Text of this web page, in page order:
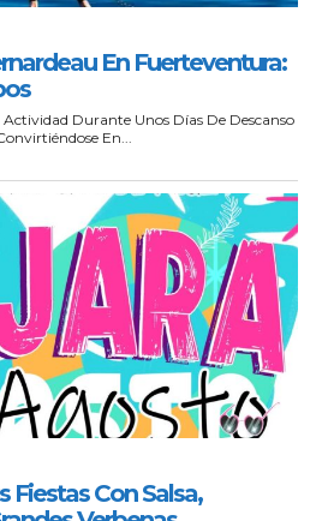
En Fuerteventura:
Durante Unos Días De Descanso
En...
Fiestas Con Salsa,